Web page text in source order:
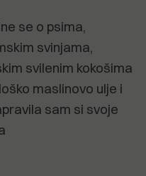
se o psima,
svinjama,
svilenim kokošima
maslinovo ulje i
sam si svoje